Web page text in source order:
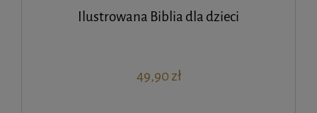
Ilustrowana Biblia dla dzieci
49,90 zł